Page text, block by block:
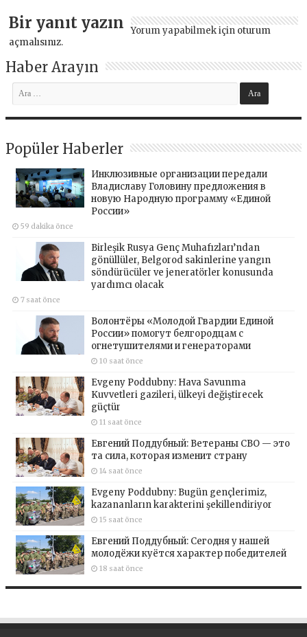
Bir yanıt yazın Yorum yapabilmek için oturum
açmalısınız.
Haber Arayın
Popüler Haberler
Инклюзивные организации передали
Владиславу Головину предложения в
новую Народную программу «Единой
России»
59 dakika önce
Birleşik Rusya Genç Muhafızları’ndan
gönüllüler, Belgorod sakinlerine yangın
söndürücüler ve jeneratörler konusunda
yardımcı olacak
7 saat önce
Волонтёры «Молодой Гвардии Единой
России» помогут белгородцам с
огнетушителями и генераторами
10 saat önce
Evgeny Poddubny: Hava Savunma
Kuvvetleri gazileri, ülkeyi değiştirecek
güçtür
11 saat önce
Евгений Поддубный: Ветераны СВО — это
та сила, которая изменит страну
14 saat önce
Evgeny Poddubny: Bugün gençlerimiz,
kazananların karakterini şekillendiriyor
15 saat önce
Евгений Поддубный: Сегодня у нашей
молодёжи куётся характер победителей
18 saat önce